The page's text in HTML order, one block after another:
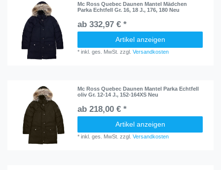
Mc Ross Quebec Daunen Mantel Mädchen
Parka Echtfell Gr. 16, 18 J., 176, 180 Neu
ab 332,97 € *
Artikel anzeigen
*inkl. ges. MwSt. zzgl.Versandkosten
Mc Ross Quebec Daunen Mantel Parka Echtfell
oliv Gr. 12-14 J., 152-164XS Neu
ab 218,00 € *
Artikel anzeigen
*inkl. ges. MwSt. zzgl.Versandkosten